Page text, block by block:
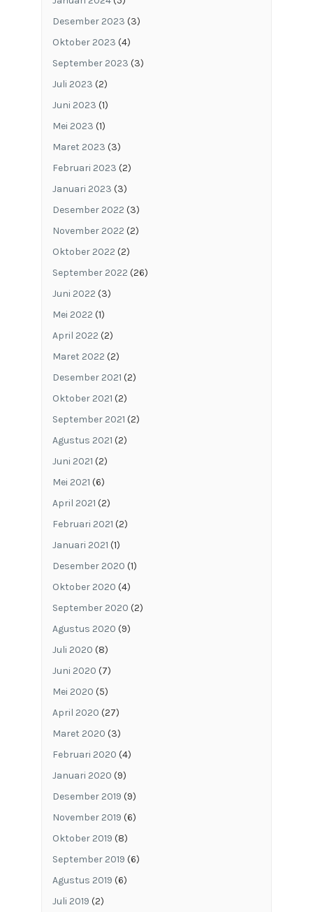
Desember 2023 (3)
Oktober 2023 (4)
September 2023 (3)
Juli 2023 (2)
Juni 2023 (1)
Mei 2023 (1)
Maret 2023 (3)
Februari 2023 (2)
Januari 2023 (3)
Desember 2022 (3)
November 2022 (2)
Oktober 2022 (2)
September 2022 (26)
Juni 2022 (3)
Mei 2022 (1)
April 2022 (2)
Maret 2022 (2)
Desember 2021 (2)
Oktober 2021 (2)
September 2021 (2)
Agustus 2021 (2)
Juni 2021 (2)
Mei 2021 (6)
April 2021 (2)
Februari 2021 (2)
Januari 2021 (1)
Desember 2020 (1)
Oktober 2020 (4)
September 2020 (2)
Agustus 2020 (9)
Juli 2020 (8)
Juni 2020 (7)
Mei 2020 (5)
April 2020 (27)
Maret 2020 (3)
Februari 2020 (4)
Januari 2020 (9)
Desember 2019 (9)
November 2019 (6)
Oktober 2019 (8)
September 2019 (6)
Agustus 2019 (6)
Juli 2019 (2)